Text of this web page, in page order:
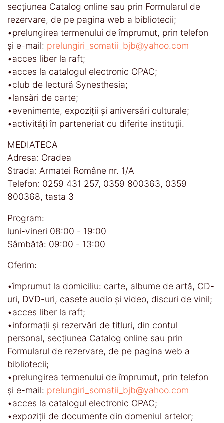
secţiunea Catalog online sau prin Formularul de
rezervare, de pe pagina web a bibliotecii;
•prelungirea termenului de împrumut, prin telefon
și e-mail: prelungiri_somatii_bjb@yahoo.com
•acces liber la raft;
•acces la catalogul electronic OPAC;
•club de lectură Synesthesia;
•lansări de carte;
•evenimente, expoziții și aniversări culturale;
•activități în parteneriat cu diferite instituții.
MEDIATECA
Adresa: Oradea
Strada: Armatei Române nr. 1/A
Telefon: 0259 431 257, 0359 800363, 0359
800368, tasta 3
Program:
luni-vineri 08:00 - 19:00
Sâmbătă: 09:00 - 13:00
Oferim:
•împrumut la domiciliu: carte, albume de artă, CD-
uri, DVD-uri, casete audio şi video, discuri de vinil;
•acces liber la raft;
•informaţii și rezervări de titluri, din contul
personal, secţiunea Catalog online sau prin
Formularul de rezervare, de pe pagina web a
bibliotecii;
•prelungirea termenului de împrumut, prin telefon
și e-mail: prelungiri_somatii_bjb@yahoo.com
•acces la catalogul electronic OPAC;
•expoziţii de documente din domeniul artelor;